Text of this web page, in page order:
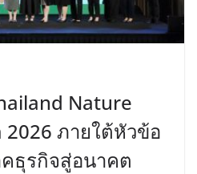
Nature
ภายใต้หัวข้อ
ธุรกิจสู่อนาคต